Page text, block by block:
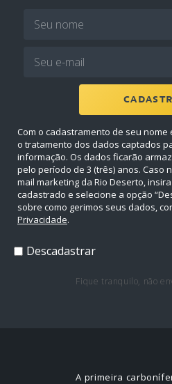
Com o cadastramento de seu nome
o tratamento dos dados captados
informação. Os dados ficarão
pelo período de 3 (três) anos. Caso
mail marketing da Rio Deserto,
cadastrado e selecione a opção
sobre como gerimos seus dados,
Privacidade.
Descadastrar
Fique tranquilo, não
A primeira